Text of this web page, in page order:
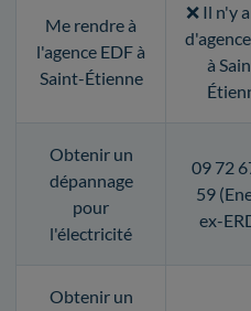
Me rendre à
l'agence EDF à
Saint-Étienne
❌ Il n'y
à
Obtenir un
dépannage
pour
l'électricité
09 72
59
ex-
Obtenir un